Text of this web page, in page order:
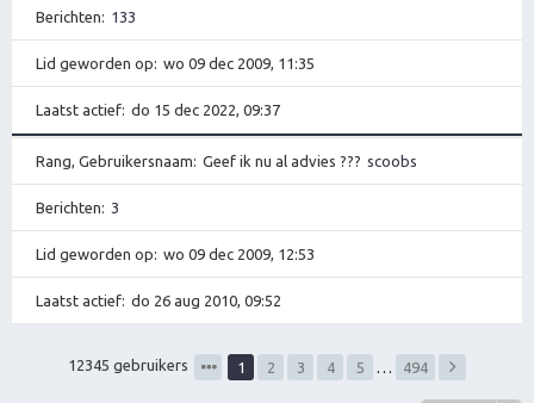
Berichten 133
Lid geworden op wo 09 dec 2009, 11:35
Laatst actief do 15 dec 2022, 09:37
Rang, Gebruikersnaam Geef ik nu al advies ??? scoobs
Berichten 3
Lid geworden op wo 09 dec 2009, 12:53
Laatst actief do 26 aug 2010, 09:52
12345 gebruikers 1 2 3 4 5 494